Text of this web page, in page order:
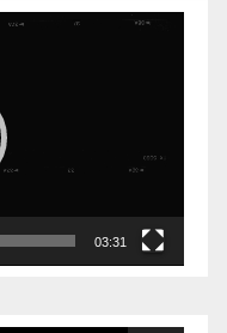
03:31